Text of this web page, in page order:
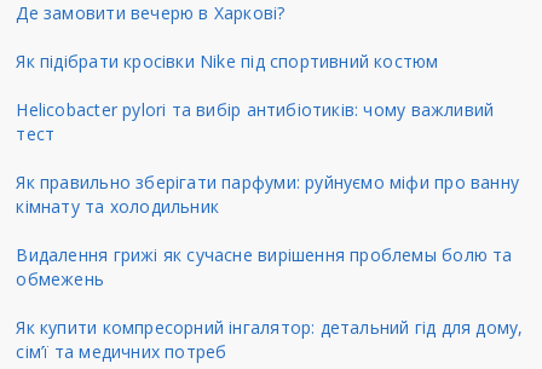
Де замовити вечерю в Харкові?
Як підібрати кросівки Nike під спортивний костюм
Helicobacter pylori та вибір антибіотиків: чому важливий
тест
Як правильно зберігати парфуми: руйнуємо міфи про ванну
кімнату та холодильник
Видалення грижі як сучасне вирішення проблемы болю та
обмежень
Як купити компресорний інгалятор: детальний гід для дому,
сім’ї та медичних потреб